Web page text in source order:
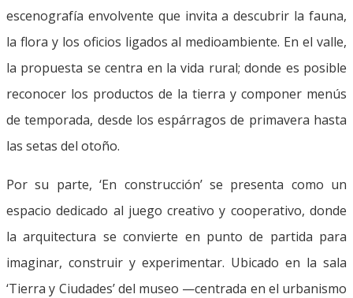
escenografía envolvente que invita a descubrir la fauna,
la flora y los oficios ligados al medioambiente. En el valle,
la propuesta se centra en la vida rural; donde es posible
reconocer los productos de la tierra y componer menús
de temporada, desde los espárragos de primavera hasta
las setas del otoño.
Por su parte, ‘En construcción’ se presenta como un
espacio dedicado al juego creativo y cooperativo, donde
la arquitectura se convierte en punto de partida para
imaginar, construir y experimentar. Ubicado en la sala
‘Tierra y Ciudades’ del museo —centrada en el urbanismo